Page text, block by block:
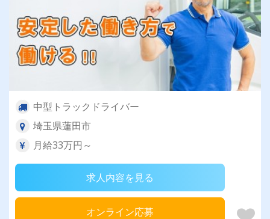
中型トラックドライバー
埼玉県蓮田市
月給33万円～
求人内容を見る
オンライン応募